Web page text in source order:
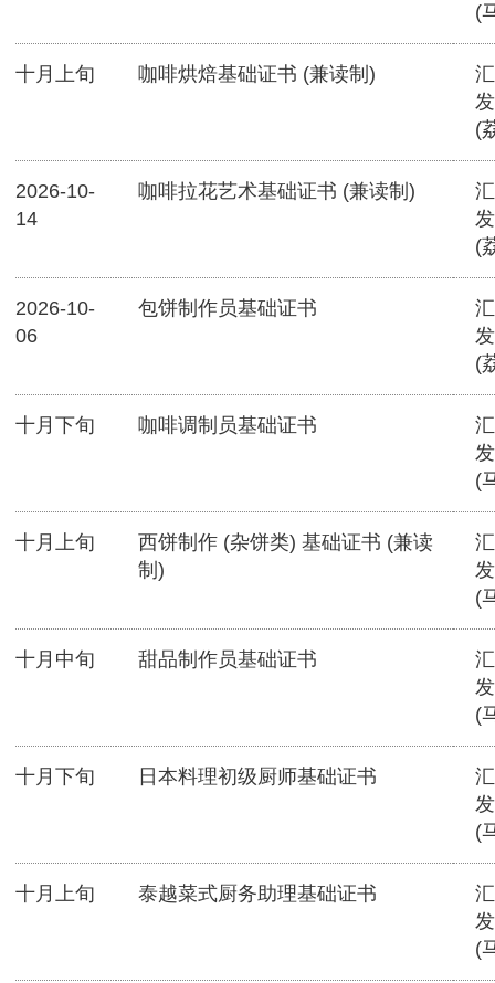
(
十月上旬 咖啡烘焙基础证书 (兼读制)
(
2026-10-
14
咖啡拉花艺术基础证书 (兼读制)
(
2026-10-
06
包饼制作员基础证书
(
十月下旬 咖啡调制员基础证书
(
十月上旬
西饼制作 (杂饼类) 基础证书 (兼读
制)
(
十月中旬 甜品制作员基础证书
(
十月下旬 日本料理初级厨师基础证书
(
十月上旬 泰越菜式厨务助理基础证书
(